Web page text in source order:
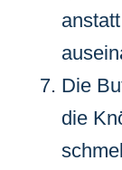
Die
die